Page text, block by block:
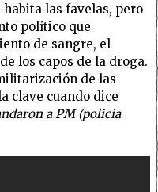
las favelas, pero
político que
de sangre, el
los capos de la droga.
de las
clave cuando dice
a PM (policia